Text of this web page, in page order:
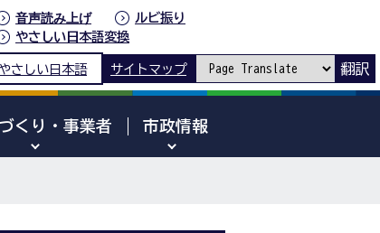
音声読み上げ
ルビ振り
やさしい日本語変換
やさしい日本語 サイトマップ 翻訳
くり・事業者 市政情報